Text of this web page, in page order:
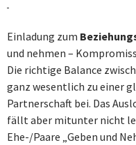
Einladung zum
und nehmen –
Die richtige Balance
ganz wesentlich zu einer
Partnerschaft bei. Das
fällt aber mitunter nicht
Ehe-/Paare „Geben und